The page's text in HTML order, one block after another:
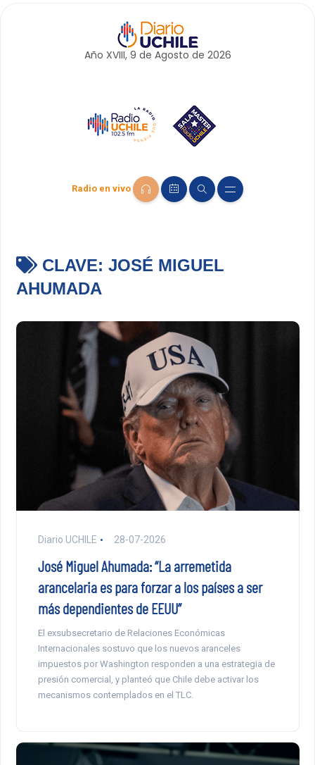
Año XVIII, 9 de Agosto de 2026
Radio en vivo
CLAVE: JOSÉ MIGUEL
AHUMADA
Diario UCHILE 28-07-2026
José Miguel Ahumada: “La arremetida
arancelaria es para forzar a los países a ser
más dependientes de EEUU”
El exsubsecretario de Relaciones Económicas
Internacionales sostuvo que los nuevos aranceles
impuestos por Washington responden a una estrategia de
presión comercial, y planteó que Chile debe activar los
mecanismos contemplados en el TLC.